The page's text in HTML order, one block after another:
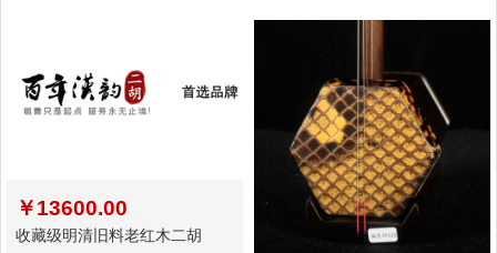
￥13600.00
收藏级明清旧料老红木二胡